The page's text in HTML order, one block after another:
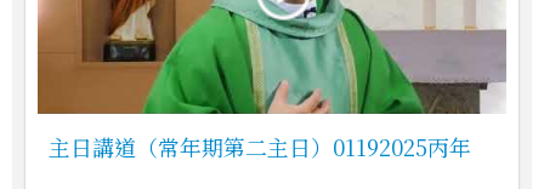
主日講道（常年期第二主日）01192025丙年